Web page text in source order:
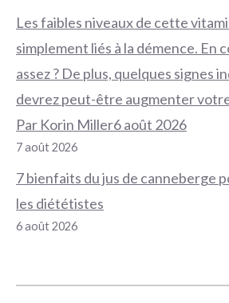
Les faibles niveaux de cette
simplement liés à la démence. En
assez ? De plus, quelques signes
devrez peut-être augmenter
Par Korin Miller6 août 2026
7 août 2026
7 bienfaits du jus de canneberge
les diététistes
6 août 2026